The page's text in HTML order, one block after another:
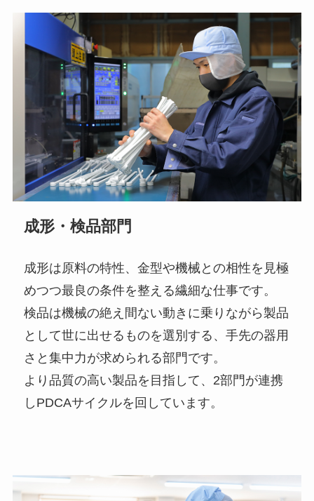
成形・検品部門
成形は原料の特性、金型や機械との相性を見極
めつつ最良の条件を整える繊細な仕事です。
検品は機械の絶え間ない動きに乗りながら製品
として世に出せるものを選別する、手先の器用
さと集中力が求められる部門です。
より品質の高い製品を目指して、2部門が連携
しPDCAサイクルを回しています。